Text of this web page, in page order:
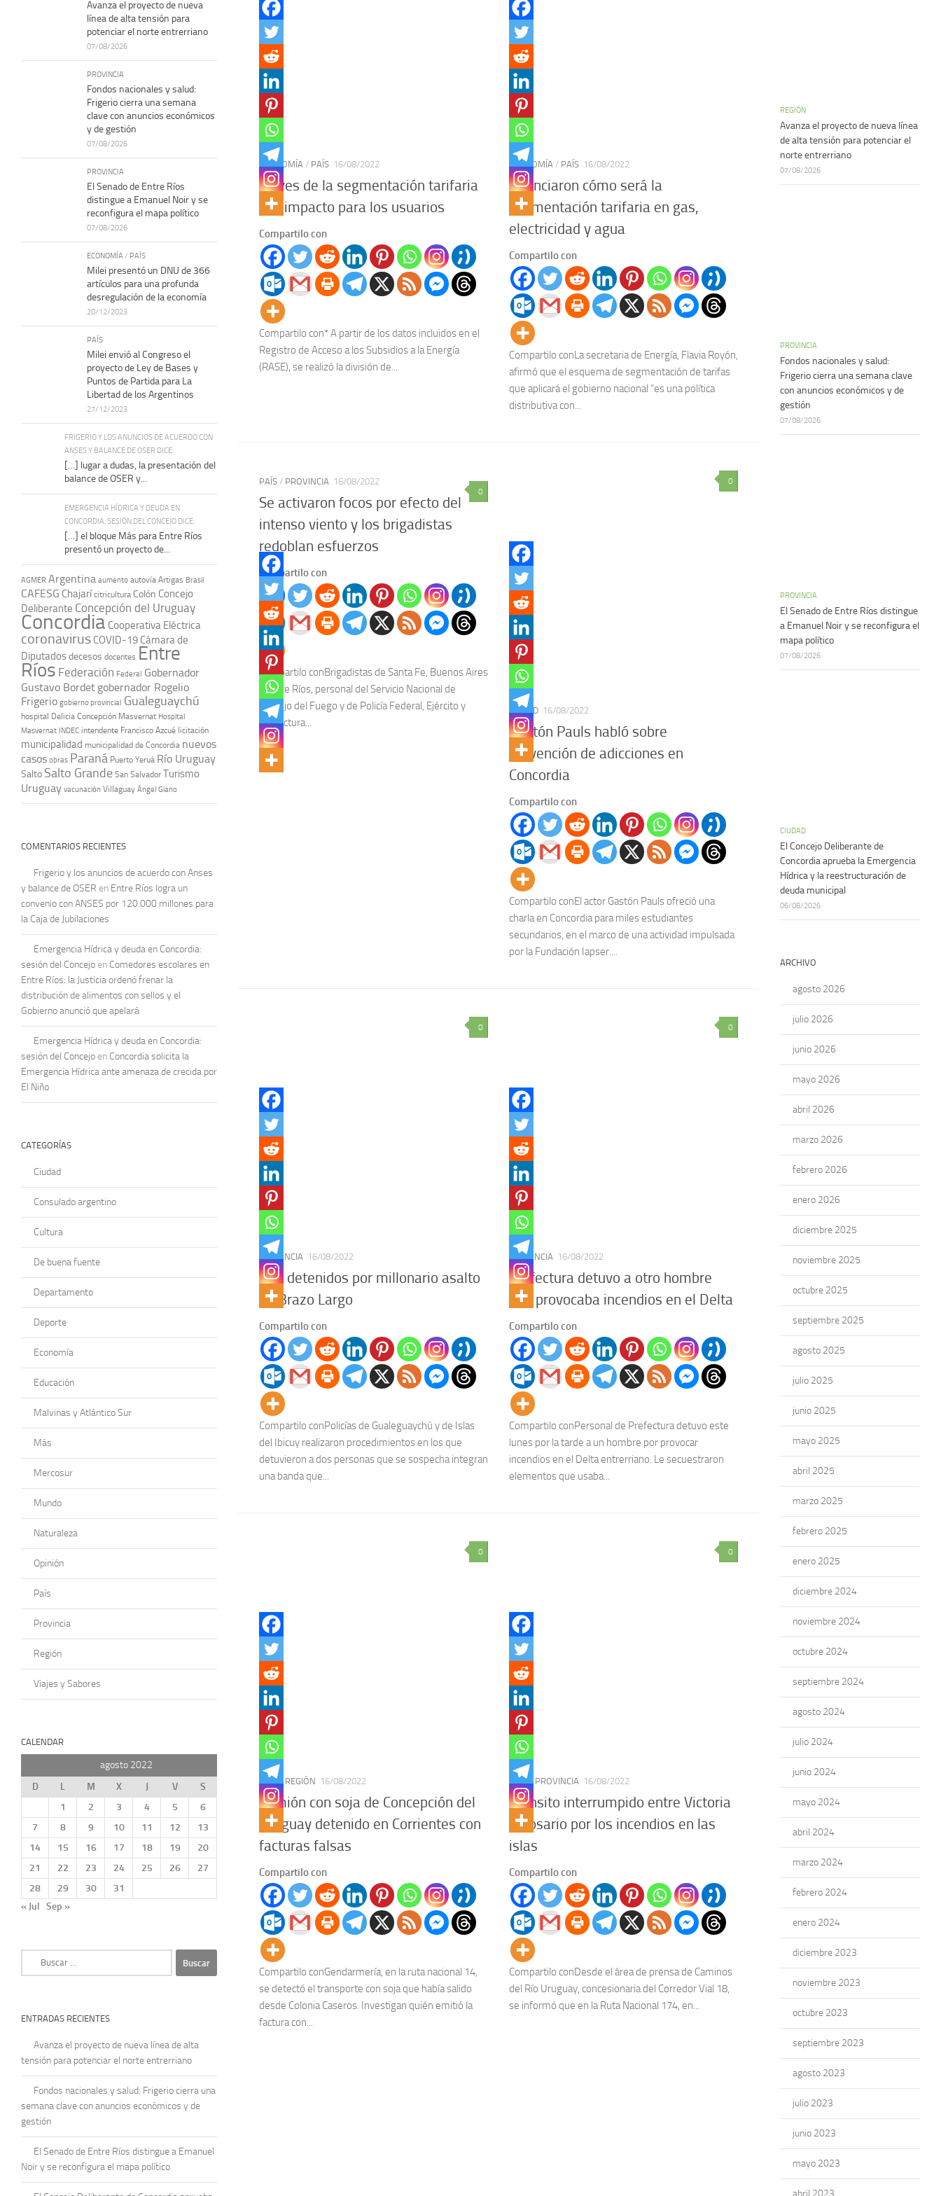
ECONOMÍA / PAÍS 16/08/2022
Claves de la segmentación tarifaria
y el impacto para los usuarios
Compartilo con
Compartilo con* A partir de los datos incluidos en el
Registro de Acceso a los Subsidios a la Energía
(RASE), se realizó la división de...
ECONOMÍA / PAÍS 16/08/2022
Anunciaron cómo será la
segmentación tarifaria en gas,
electricidad y agua
Compartilo con
Compartilo conLa secretaria de Energía, Flavia Royón,
afirmó que el esquema de segmentación de tarifas
que aplicará el gobierno nacional “es una política
distributiva con...
0
PAÍS / PROVINCIA 16/08/2022
Se activaron focos por efecto del
intenso viento y los brigadistas
redoblan esfuerzos
Compartilo con
Compartilo conBrigadistas de Santa Fe, Buenos Aires
y Entre Ríos, personal del Servicio Nacional de
Manejo del Fuego y de Policía Federal, Ejército y
Prefectura...
0
CIUDAD 16/08/2022
Gastón Pauls habló sobre
prevención de adicciones en
Concordia
Compartilo con
Compartilo conEl actor Gastón Pauls ofreció una
charla en Concordia para miles estudiantes
secundarios, en el marco de una actividad impulsada
por la Fundación Iapser....
0
PROVINCIA 16/08/2022
Dos detenidos por millonario asalto
en Brazo Largo
Compartilo con
Compartilo conPolicías de Gualeguaychú y de Islas
del Ibicuy realizaron procedimientos en los que
detuvieron a dos personas que se sospecha integran
una banda que...
0
PROVINCIA 16/08/2022
Prefectura detuvo a otro hombre
que provocaba incendios en el Delta
Compartilo con
Compartilo conPersonal de Prefectura detuvo este
lunes por la tarde a un hombre por provocar
incendios en el Delta entrerriano. Le secuestraron
elementos que usaba...
0
PAÍS REGIÓN 16/08/2022
Camión con soja de Concepción del
Uruguay detenido en Corrientes con
facturas falsas
Compartilo con
Compartilo conGendarmería, en la ruta nacional 14,
se detectó el transporte con soja que había salido
desde Colonia Caseros. Investigan quién emitió la
factura con...
0
PAÍS PROVINCIA 16/08/2022
Tránsito interrumpido entre Victoria
y Rosario por los incendios en las
islas
Compartilo con
Compartilo conDesde el área de prensa de Caminos
del Río Uruguay, concesionaria del Corredor Vial 18,
se informó que en la Ruta Nacional 174, en...
Avanza el proyecto de nueva
línea de alta tensión para
potenciar el norte entrerriano
07/08/2026
PROVINCIA
Fondos nacionales y salud:
Frigerio cierra una semana
clave con anuncios económicos
y de gestión
07/08/2026
PROVINCIA
El Senado de Entre Ríos
distingue a Emanuel Noir y se
reconfigura el mapa político
07/08/2026
ECONOMÍA / PAÍS
Milei presentó un DNU de 366
artículos para una profunda
desregulación de la economía
20/12/2023
PAÍS
Milei envió al Congreso el
proyecto de Ley de Bases y
Puntos de Partida para La
Libertad de los Argentinos
27/12/2023
FRIGERIO Y LOS ANUNCIOS DE ACUERDO CON
ANSES Y BALANCE DE OSER DICE:
[…] lugar a dudas, la presentación del
balance de OSER y...
EMERGENCIA HÍDRICA Y DEUDA EN
CONCORDIA: SESIÓN DEL CONCEJO DICE:
[…] el bloque Más para Entre Ríos
presentó un proyecto de...
AGMER Argentina aumento autovía Artigas Brasil
CAFESG Chajarí citricultura Colón Concejo
Deliberante Concepción del Uruguay
Concordia Cooperativa Eléctrica
coronavirus COVID-19 Cámara de
Diputadosdecesos docentes Entre
Ríos Federación Federal Gobernador
Gustavo Bordet gobernador Rogelio
Frigerio gobierno provincial Gualeguaychú
hospital Delicia Concepción Masvernat Hospital
Masvernat INDEC intendente Francisco Azcué licitación
municipalidad municipalidad de Concordia nuevos
casos obras Paraná Puerto Yeruá Río Uruguay
Salto Salto Grande San Salvador Turismo
Uruguay vacunación Villaguay Ángel Giano
COMENTARIOS RECIENTES
Frigerio y los anuncios de acuerdo con Anses
y balance de OSER en Entre Ríos logra un
convenio con ANSES por 120.000 millones para
la Caja de Jubilaciones
Emergencia Hídrica y deuda en Concordia:
sesión del Concejo en Comedores escolares en
Entre Ríos: la Justicia ordenó frenar la
distribución de alimentos con sellos y el
Gobierno anunció que apelará
Emergencia Hídrica y deuda en Concordia:
sesión del Concejo en Concordia solicita la
Emergencia Hídrica ante amenaza de crecida por
El Niño
CATEGORÍAS
Ciudad
Consulado argentino
Cultura
De buena fuente
Departamento
Deporte
Economía
Educación
Malvinas y Atlántico Sur
Más
Mercosur
Mundo
Naturaleza
Opinión
País
Provincia
Región
Viajes y Sabores
CALENDAR
agosto 2022
D
L M X J V
S
1
2 3 4 5
6
7
8 9 10 11 12
13
14
15 16 17 18 19
20
21
22 23 24 25 26
27
28
29 30
31
« Jul Sep »
ENTRADAS RECIENTES
Avanza el proyecto de nueva línea de alta
tensión para potenciar el norte entrerriano
Fondos nacionales y salud: Frigerio cierra una
semana clave con anuncios económicos y de
gestión
El Senado de Entre Ríos distingue a Emanuel
Noir y se reconfigura el mapa político
REGIÓN
Avanza el proyecto de nueva línea
de alta tensión para potenciar el
norte entrerriano
07/08/2026
PROVINCIA
Fondos nacionales y salud:
Frigerio cierra una semana clave
con anuncios económicos y de
gestión
07/08/2026
PROVINCIA
El Senado de Entre Ríos distingue
a Emanuel Noir y se reconfigura el
mapa político
07/08/2026
CIUDAD
El Concejo Deliberante de
Concordia aprueba la Emergencia
Hídrica y la reestructuración de
deuda municipal
06/08/2026
ARCHIVO
agosto 2026
julio 2026
junio 2026
mayo 2026
abril 2026
marzo 2026
febrero 2026
enero 2026
diciembre 2025
noviembre 2025
octubre 2025
septiembre 2025
agosto 2025
julio 2025
junio 2025
mayo 2025
abril 2025
marzo 2025
febrero 2025
enero 2025
diciembre 2024
noviembre 2024
octubre 2024
septiembre 2024
agosto 2024
julio 2024
junio 2024
mayo 2024
abril 2024
marzo 2024
febrero 2024
enero 2024
diciembre 2023
noviembre 2023
octubre 2023
septiembre 2023
agosto 2023
julio 2023
junio 2023
mayo 2023
abril 2023